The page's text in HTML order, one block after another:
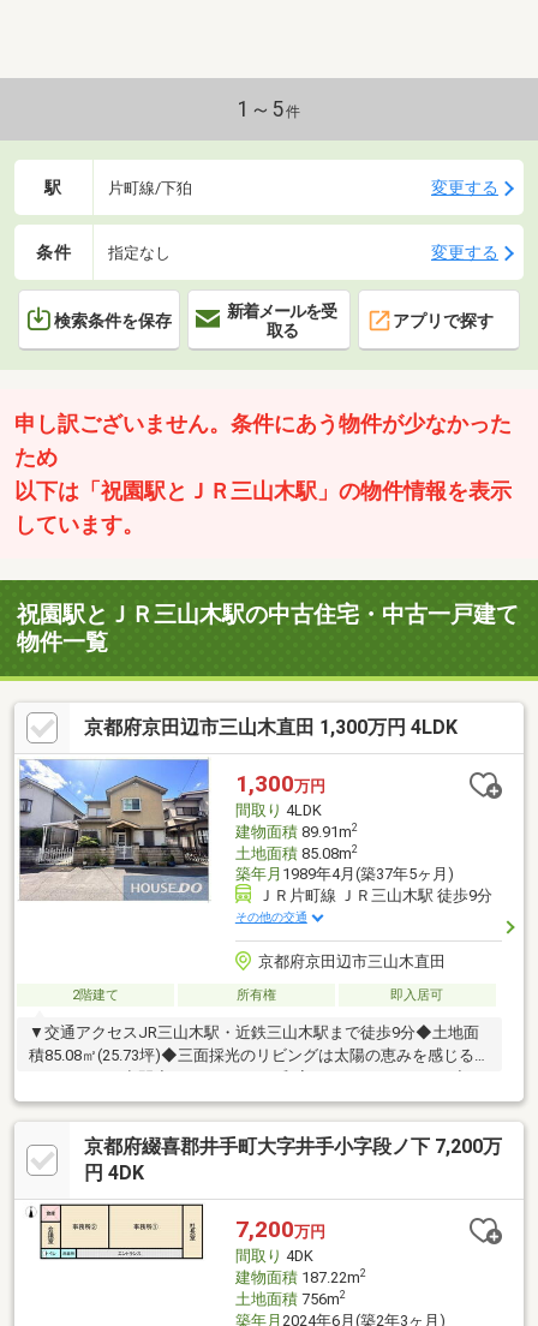
1～5件
駅 片町線/下狛 変更する
条件 指定なし 変更する
検索条件を保存
新着メールを受
取る
アプリで探す
申し訳ございません。条件にあう物件が少なかった
ため
以下は「祝園駅とＪＲ三山木駅」の物件情報を表示
しています。
祝園駅とＪＲ三山木駅の中古住宅・中古一戸建て
物件一覧
京都府京田辺市三山木直田 1,300万円 4LDK
1,300万円
間取り 4LDK
建物面積89.91m2
土地面積85.08m2
築年月 1989年4月(築37年5ヶ月)
ＪＲ片町線 ＪＲ三山木駅 徒歩9分
その他の交通
京都府京田辺市三山木直田
2階建て 所有権 即入居可
▼交通アクセスJR三山木駅・近鉄三山木駅まで徒歩9分◆土地面
積85.08㎡(25.73坪)◆三面採光のリビングは太陽の恵みを感じる温
沿線利用可で各方面へのアクセスも良好◆徒歩20分圏内には教育
施設や買い物施設が充実◎◆子育て世帯に優しい住みよい環境で
す♪●周辺環境・ファミリーマート京田辺三山木店まで徒歩9分・
ドラッグユタカ三山木店まで徒歩9分・サンフレッシュ三山木店ま
局まで徒歩14分
京都府綴喜郡井手町大字井手小字段ノ下 7,200万
円 4DK
7,200万円
間取り 4DK
建物面積187.22m2
土地面積756m2
築年月 2024年6月(築2年3ヶ月)